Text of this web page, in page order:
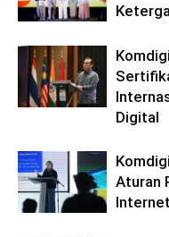
Digital
Aturan
Internet